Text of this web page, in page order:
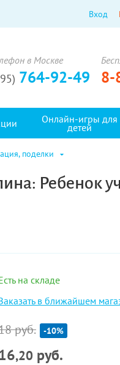
Вход
в Москве
764-92-49 8-
Онлайн-игры для
детей
поделки
Ребенок
на складе
в ближайшем
руб. -10%
,20 руб.